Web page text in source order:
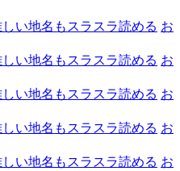
しい地名もスラスラ読める お
しい地名もスラスラ読める お
しい地名もスラスラ読める お
しい地名もスラスラ読める お
しい地名もスラスラ読める お